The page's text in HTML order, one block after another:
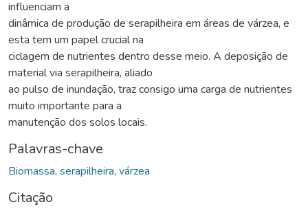
influenciam a
dinâmica de produção de serapilheira em áreas de várzea, e
esta tem um papel crucial na
ciclagem de nutrientes dentro desse meio. A deposição de
material via serapilheira, aliado
ao pulso de inundação, traz consigo uma carga de nutrientes
muito importante para a
manutenção dos solos locais.
Palavras-chave
Biomassa, serapilheira, várzea
Citação